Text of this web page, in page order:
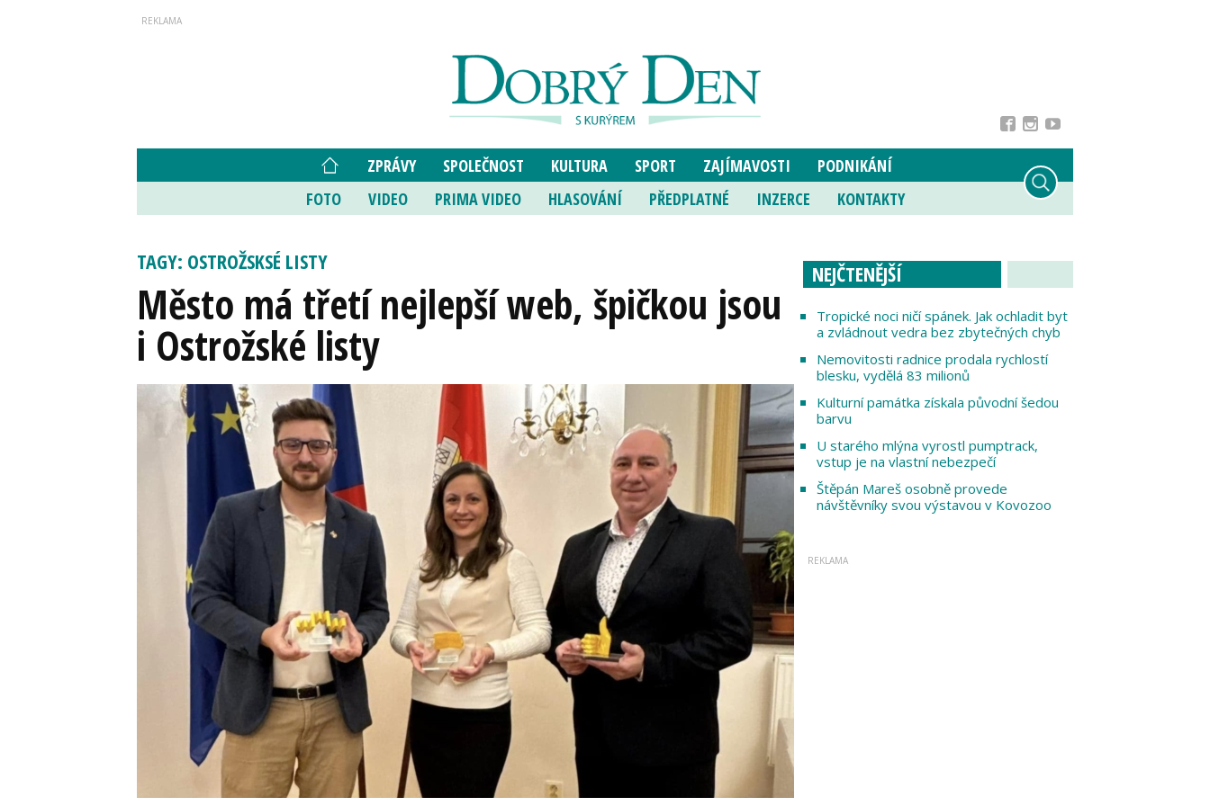
ZPRÁVY SPOLEČNOST KULTURA SPORT ZAJÍMAVOSTI
PODNIKÁNÍ
FOTO
VIDEO PRIMA VIDEO HLASOVÁNÍ PŘEDPLATNÉ INZERCE KONTAKTY
TAGY: OSTROŽSKSÉ LISTY
Město má třetí nejlepší web, špičkou jsou
i Ostrožské listy
NEJČTENĚJŠÍ
Tropické noci ničí spánek. Jak ochladit byt
a zvládnout vedra bez zbytečných chyb
Nemovitosti radnice prodala rychlostí
blesku, vydělá 83 milionů
Kulturní památka získala původní šedou
barvu
U starého mlýna vyrostl pumptrack,
vstup je na vlastní nebezpečí
Štěpán Mareš osobně provede
návštěvníky svou výstavou v Kovozoo